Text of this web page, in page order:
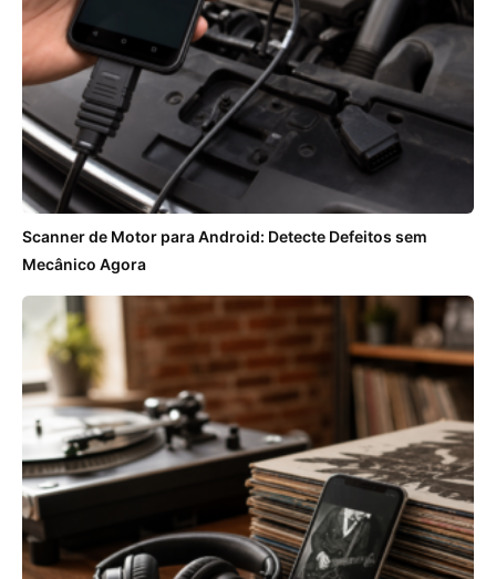
Scanner de Motor para Android: Detecte Defeitos sem
Mecânico Agora